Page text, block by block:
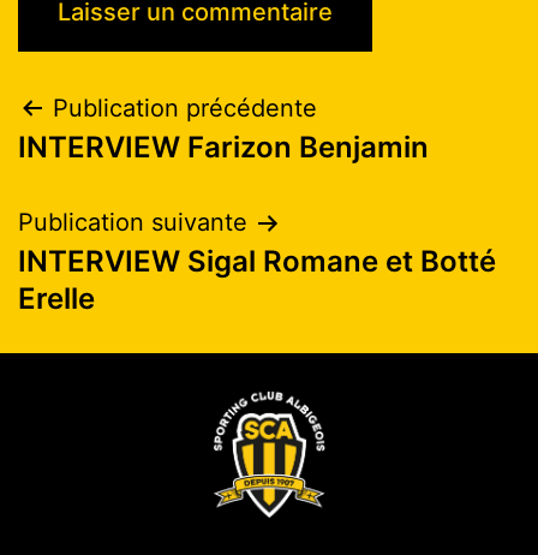
Publication précédente
INTERVIEW Farizon Benjamin
Publication suivante
INTERVIEW Sigal Romane et Botté
Erelle